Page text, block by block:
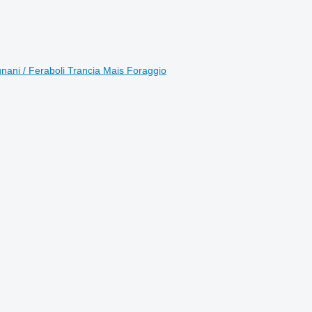
/ Feraboli Trancia Mais Foraggio